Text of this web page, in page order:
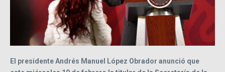
El presidente Andrés Manuel López Obrador anunció que